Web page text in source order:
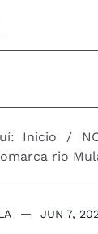
Inicio
rio
JUN 7,